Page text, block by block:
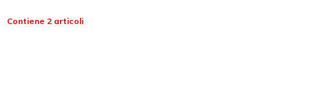
Contiene 2 articoli